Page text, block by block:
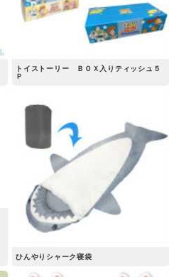
トイストーリー ＢＯＸ入りティッシュ５
Ｐ
ひんやりシャーク寝袋